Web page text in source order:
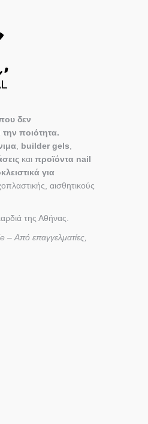
δεν
ποιότητα.
builder gels
και προϊόντα nail
για
αισθητικούς
της Αθήνας.
Από επαγγελματίες,